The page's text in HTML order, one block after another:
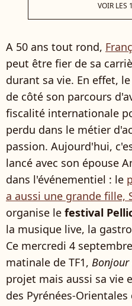
VOIR LES
A 50 ans tout rond,
peut être fier de sa
durant sa vie. En effet,
de côté son parcours
fiscalité internationale
perdu dans le métier
passion. Aujourd'hui,
lancé avec son épouse
dans l'événementiel : le
a aussi une grande fille,
organise le festival
la musique live, la
Ce mercredi 4
matinale de TF1, Bonjour
projet mais aussi sa vie
des Pyrénées-Orientales